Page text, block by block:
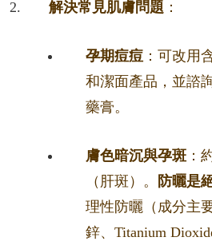
解決常見肌膚問題 ：
孕期痘痘 ：可改用
和潔面產品，並諮
藥膏。
膚色暗沉與孕斑 ：
（肝斑）。
防曬是
理性防曬（成分主
鋅、Titanium